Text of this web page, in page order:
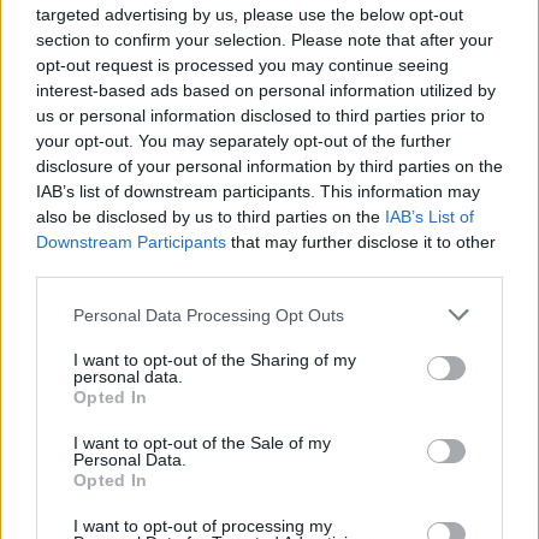
targeted advertising by us, please use the below opt-out
section to confirm your selection. Please note that after your
opt-out request is processed you may continue seeing
interest-based ads based on personal information utilized by
us or personal information disclosed to third parties prior to
your opt-out. You may separately opt-out of the further
disclosure of your personal information by third parties on the
IAB’s list of downstream participants. This information may
also be disclosed by us to third parties on the IAB’s List of
Downstream Participants that may further disclose it to other
Personal Data Processing Opt Outs
I want to opt-out of the Sharing of my
personal data.
Opted In
I want to opt-out of the Sale of my
Personal Data.
Opted In
I want to opt-out of processing my
manière plus saine sans sacrifier la saveur :
Réduction Progressive du Sucre dans les
Recettes :Commencez par diminuer petit à petit
la quantité de sucre que vous ajoutez dans vos
recettes. Par exemple, si une recette demande
une tasse de sucre, essayez d’utiliser seulement
trois quarts de tasse. Vous constaterez que la
de douceur.
Utilisation d’Épices et d’Arômes Naturels :Les
épices comme la cannelle
une richesse de saveurs sans nécessiter de sucre
supplémentaire. De même, l’extrait de vanille ou
le zeste de citron peuvent donner une impression